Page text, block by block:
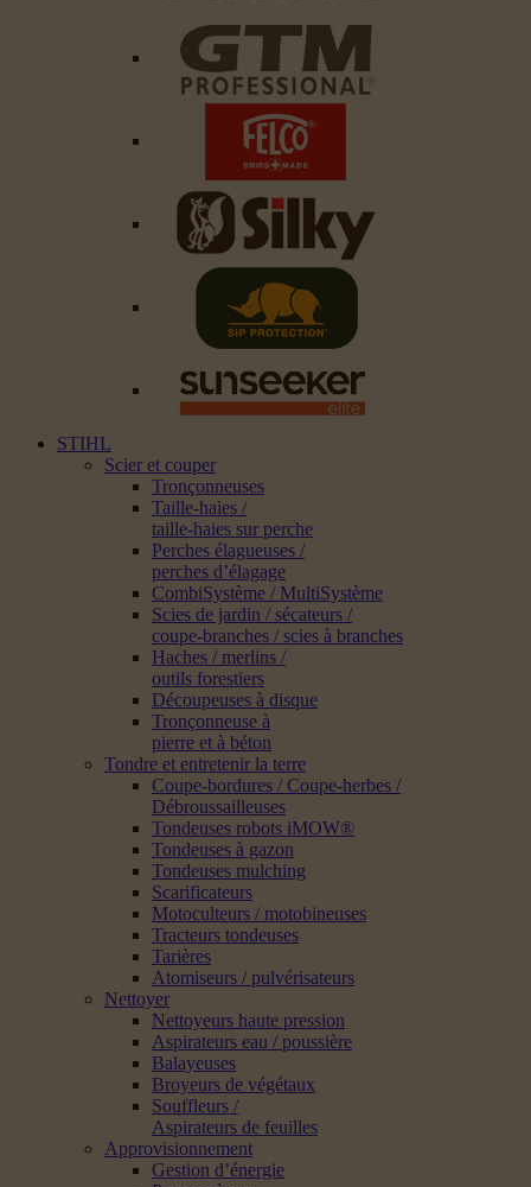
STIHL
Scier et couper
Tronçonneuses
Taille-haies /
taille-haies sur perche
Perches élagueuses /
perches d’élagage
CombiSystème / MultiSystème
Scies de jardin / sécateurs /
coupe-branches / scies à branches
Haches / merlins /
outils forestiers
Découpeuses à disque
Tronçonneuse à
pierre et à béton
Tondre et entretenir la terre
Coupe-bordures / Coupe-herbes /
Débroussailleuses
Tondeuses robots iMOW®
Tondeuses à gazon
Tondeuses mulching
Scarificateurs
Motoculteurs / motobineuses
Tracteurs tondeuses
Tarières
Atomiseurs / pulvérisateurs
Nettoyer
Nettoyeurs haute pression
Aspirateurs eau / poussière
Balayeuses
Broyeurs de végétaux
Souffleurs /
Aspirateurs de feuilles
Approvisionnement
Gestion d’énergie